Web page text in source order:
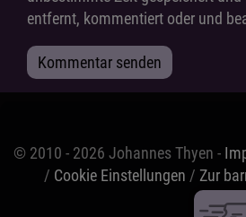
entfernt, kommentiert oder und
Kommentar senden
© 2010 - 2026 Johannes Thyen -
/ Cookie Einstellungen / Zur